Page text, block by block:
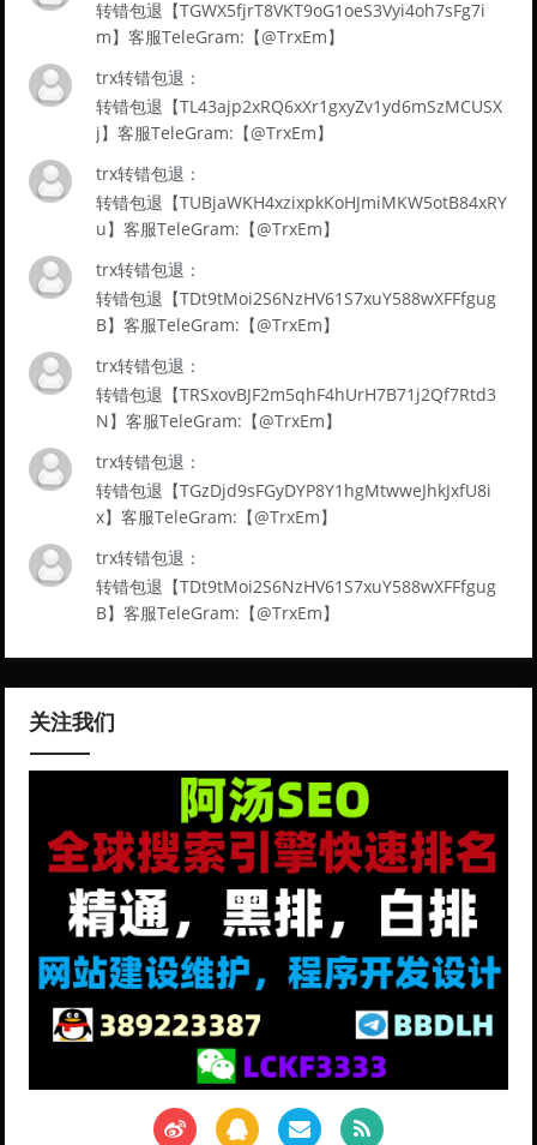
转错包退【TGWX5fjrT8VKT9oG1oeS3Vyi4oh7sFg7i
m】客服TeleGram:【@TrxEm】
trx转错包退：
转错包退【TL43ajp2xRQ6xXr1gxyZv1yd6mSzMCUSX
j】客服TeleGram:【@TrxEm】
trx转错包退：
转错包退【TUBjaWKH4xzixpkKoHJmiMKW5otB84xRY
u】客服TeleGram:【@TrxEm】
trx转错包退：
转错包退【TDt9tMoi2S6NzHV61S7xuY588wXFFfgug
B】客服TeleGram:【@TrxEm】
trx转错包退：
转错包退【TRSxovBJF2m5qhF4hUrH7B71j2Qf7Rtd3
N】客服TeleGram:【@TrxEm】
trx转错包退：
转错包退【TGzDjd9sFGyDYP8Y1hgMtwweJhkJxfU8i
x】客服TeleGram:【@TrxEm】
trx转错包退：
转错包退【TDt9tMoi2S6NzHV61S7xuY588wXFFfgug
B】客服TeleGram:【@TrxEm】
关注我们